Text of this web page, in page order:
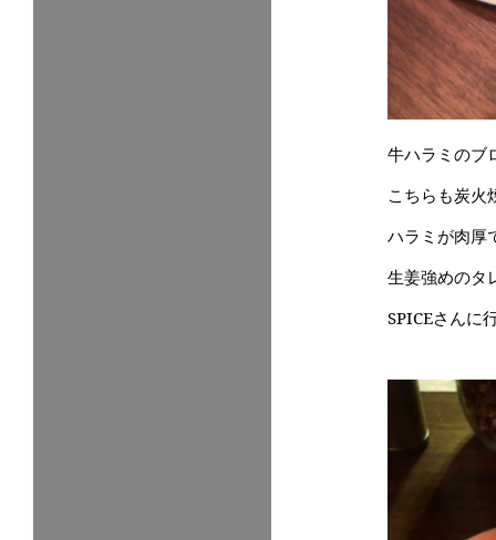
牛ハラミのブ
こちらも炭火
ハラミが肉厚
生姜強めのタ
SPICEさんに